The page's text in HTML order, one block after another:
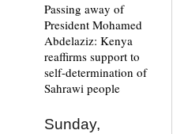
Passing away of
President Mohamed
Abdelaziz: Kenya
reaffirms support to
self-determination of
Sahrawi people
Sunday,